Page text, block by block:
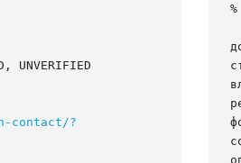
UNVERIFIED
contact/?